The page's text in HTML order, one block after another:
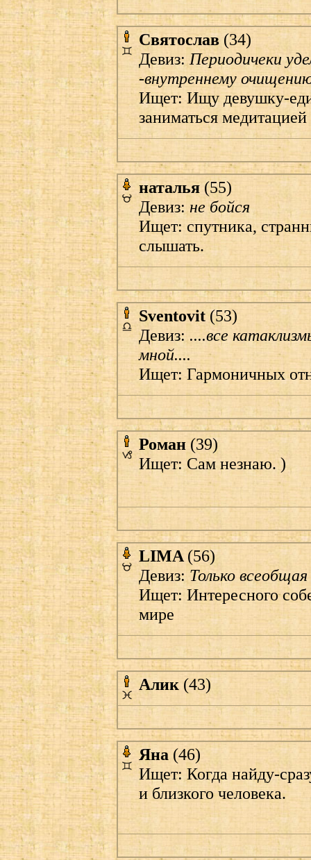
Святослав (34)
Девиз:Периодичеки
-внутреннему
Ищет: Ищу девушку-
заниматься медитацией
наталья (55)
Девиз:не бойся
Ищет: спутника,
слышать.
Sventovit (53)
Девиз:....все
мной....
Ищет: Гармоничных
Роман (39)
Ищет: Сам незнаю. )
LIMA(56)
Девиз:Только
Ищет: Интересного
мире
Алик (43)
Яна (46)
Ищет: Когда найду-
и близкого человека.